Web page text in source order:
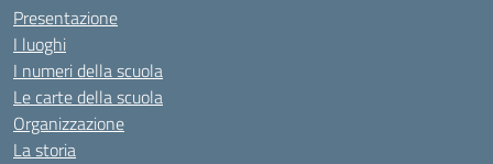
Presentazione
I luoghi
I numeri della scuola
Le carte della scuola
Organizzazione
La storia